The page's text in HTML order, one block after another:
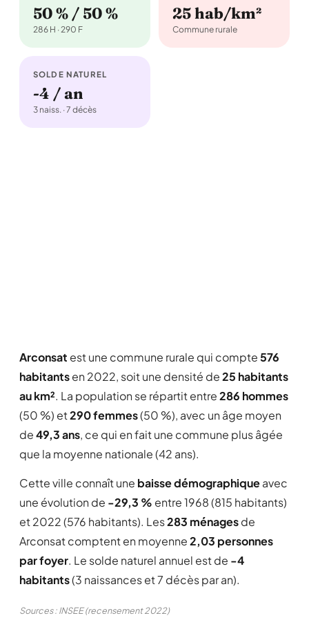
50 % / 50 %
286 H · 290 F
25 hab/km²
Commune rurale
SOLDE NATUREL
-4 / an
3 naiss. · 7 décès
Arconsat est une commune rurale qui compte576
habitantsen 2022, soit une densité de25 habitants
au km². La population se répartit entre286 hommes
(50 %) et290 femmes(50 %), avec un âge moyen
de49,3 ans, ce qui en fait une commune plus âgée
que la moyenne nationale (42 ans).
Cette ville connaît une baisse démographiqueavec
une évolution de -29,3 % entre 1968 (815 habitants)
et 2022 (576 habitants). Les283 ménagesde
Arconsat comptent en moyenne2,03 personnes
par foyer. Le solde naturel annuel est de -4
habitants(3 naissances et 7 décès par an).
Sources : INSEE (recensement 2022)